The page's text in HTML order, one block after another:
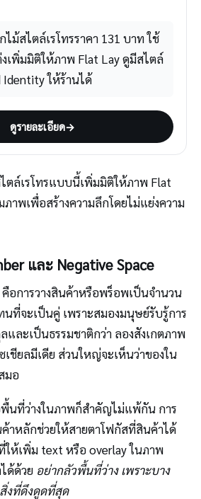
ไม้สไตล์เรโทรราคา 131 บาท ใช้
เพิ่มมิติให้ภาพ Flat Lay ดูมีสไตล์
Identity ให้ร้านได้
ดูรายละเอียด→
ตล์เรโทรแบบนี้เพิ่มมิติให้ภาพ Flat
ภาพเพื่อสร้างความลึกโดยไม่แย่งความ
และ Negative Space
คือการวางสินค้าหรือพร็อพเป็นจำนวน
ที่จะเป็นคู่ เพราะสมองมนุษย์รับรู้การ
และเป็นธรรมชาติกว่า ลองสังเกตภาพ
เชียลมีเดีย ส่วนใหญ่จะเห็นว่าของใน
มอ
พื้นที่ว่างในภาพก็สำคัญไม่แพ้กัน การ
าหลักช่วยให้สายตาโฟกัสที่สินค้าได้
ห้เพิ่ม text หรือ overlay ในภาพ
ด้ด้วย อย่ากลัวพื้นที่ว่าง เพราะบาง
งที่ดึงดูดที่สุด